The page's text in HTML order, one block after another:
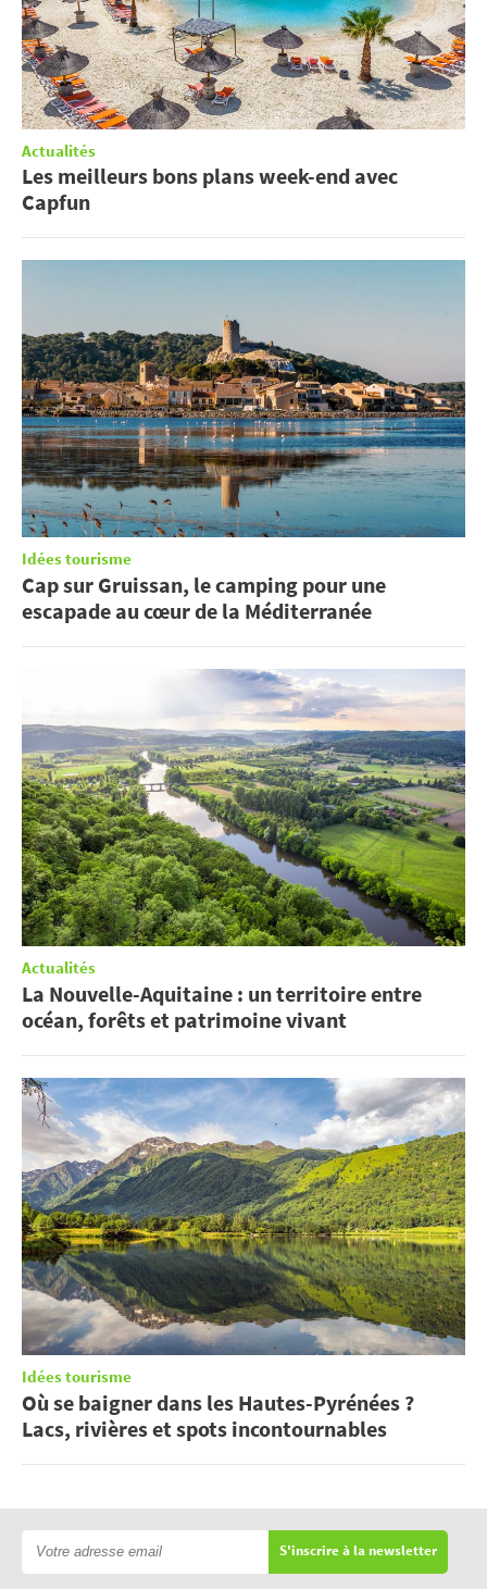
Actualités
Les meilleurs bons plans week-end avec
Capfun
Idées tourisme
Cap sur Gruissan, le camping pour une
escapade au cœur de la Méditerranée
Actualités
La Nouvelle-Aquitaine : un territoire entre
océan, forêts et patrimoine vivant
Idées tourisme
Où se baigner dans les Hautes-Pyrénées ?
Lacs, rivières et spots incontournables
S'inscrire à la newsletter